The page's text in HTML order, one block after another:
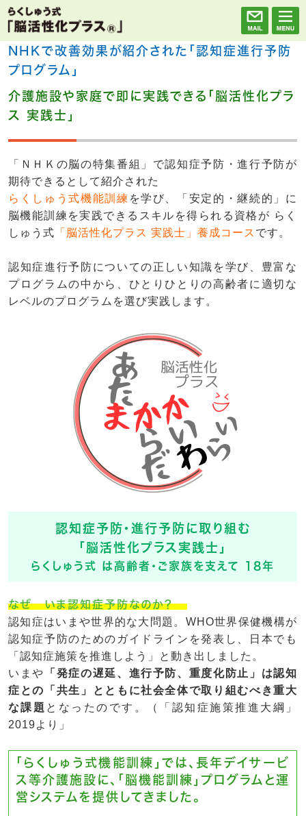
NHKで改善効果が紹介された「認知症進行予防
プログラム」
介護施設や家庭で即に実践できる「脳活性化プラ
ス 実践士」
「ＮＨＫの脳の特集番組」で認知症予防・進行予防が
期待できるとして紹介された
らくしゅう式機能訓練 を学び、「安定的・継続的」に
脳機能訓練を実践できるスキルを得られる資格が らく
しゅう式 「脳活性化プラス 実践士」養成コース です。
認知症進行予防についての正しい知識を学び、豊富な
プログラムの中から、ひとりひとりの高齢者に適切な
レベルのプログラムを選び実践します。
認知症予防・進行予防に取り組む
「脳活性化プラス実践士」
らくしゅう式 は高齢者・ご家族を支えて 18年
なぜ いま認知症予防なのか？
認知症はいまや世界的な大問題。WHO世界保健機構が
認知症予防のためのガイドラインを発表し、日本でも
「認知症施策を推進しよう」と動き出しました。
いまや
「発症の遅延、進行予防、重度化防止」は認知
症との「共生」とともに社会全体で取り組むべき重大
な課題 となったのです。（「認知症施策推進大綱」
2019より」
「らくしゅう式機能訓練」では、長年デイサービ
ス等介護施設に、「脳機能訓練」プログラムと運
営システムを提供してきました。